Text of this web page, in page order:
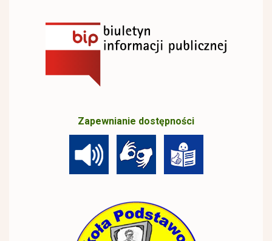
Zapewnianie dostępności